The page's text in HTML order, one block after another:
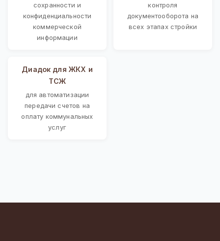
сохранности и
конфиденциальности
коммерческой
информации
контроля
документооборота на
всех этапах стройки
Диадок для ЖКХ и
ТСЖ
для автоматизации
передачи счетов на
оплату коммунальных
услуг